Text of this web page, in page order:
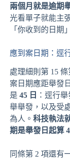
兩個月就是逾期
光看單子就能主
「你收到的日期
應到案日期：逕
處理細則第 15
案日期應距舉發
是 45 日
：逕行
舉舉發，以及受
為人。 科技執法
期是舉發日起算
同條第 2 項還有